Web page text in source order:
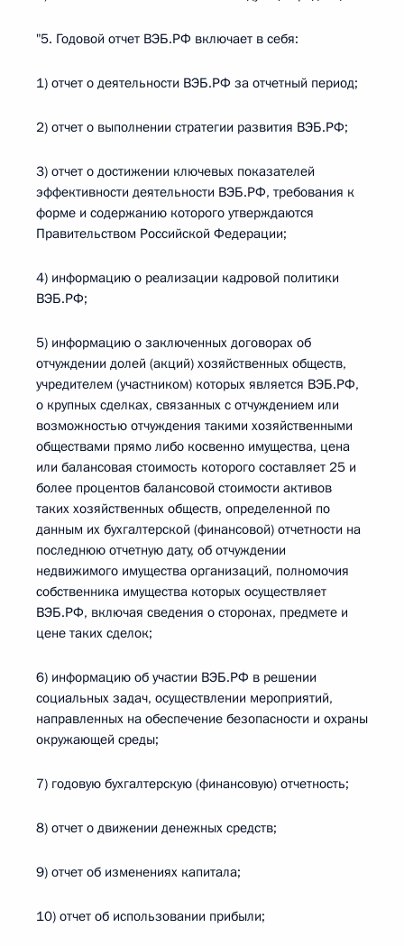
"5. Годовой отчет ВЭБ.РФ включает в себя:
1) отчет о деятельности ВЭБ.РФ за отчетный период;
2) отчет о выполнении стратегии развития ВЭБ.РФ;
3) отчет о достижении ключевых показателей
эффективности деятельности ВЭБ.РФ, требования к
форме и содержанию которого утверждаются
Правительством Российской Федерации;
4) информацию о реализации кадровой политики
ВЭБ.РФ;
5) информацию о заключенных договорах об
отчуждении долей (акций) хозяйственных обществ,
учредителем (участником) которых является ВЭБ.РФ,
о крупных сделках, связанных с отчуждением или
возможностью отчуждения такими хозяйственными
обществами прямо либо косвенно имущества, цена
или балансовая стоимость которого составляет 25 и
более процентов балансовой стоимости активов
таких хозяйственных обществ, определенной по
данным их бухгалтерской (финансовой) отчетности на
последнюю отчетную дату, об отчуждении
недвижимого имущества организаций, полномочия
собственника имущества которых осуществляет
ВЭБ.РФ, включая сведения о сторонах, предмете и
цене таких сделок;
6) информацию об участии ВЭБ.РФ в решении
социальных задач, осуществлении мероприятий,
направленных на обеспечение безопасности и охраны
окружающей среды;
7) годовую бухгалтерскую (финансовую) отчетность;
8) отчет о движении денежных средств;
9) отчет об изменениях капитала;
10) отчет об использовании прибыли;